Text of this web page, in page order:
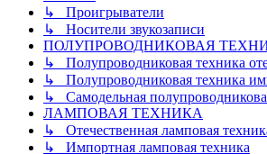
↳ Проигрыватели
↳ Носители звукозаписи
ПОЛУПРОВОДНИКОВАЯ
↳ Полупроводниковая техника
↳ Полупроводниковая техника
↳ Самодельная
ЛАМПОВАЯ ТЕХНИКА
↳ Отечественная ламповая
↳ Импортная ламповая техника